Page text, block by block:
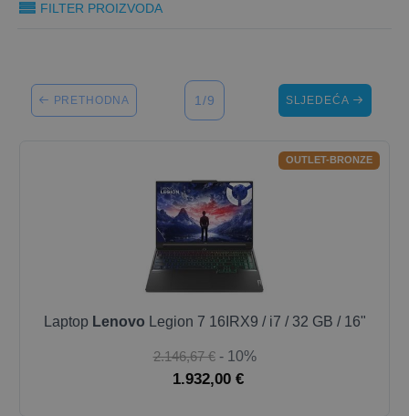
FILTER PROIZVODA
PRETHODNA 1/9 SLJEDEĆA
OUTLET-BRONZE
Laptop Lenovo Legion 7 16IRX9 / i7 / 32 GB / 16"
2.146,67 € - 10%
1.932,00 €